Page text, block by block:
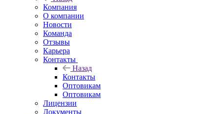
Компания
О компании
Новости
Команда
Отзывы
Карьера
Контакты
Назад
Контакты
Оптовикам
Оптовикам
Лицензии
Документы